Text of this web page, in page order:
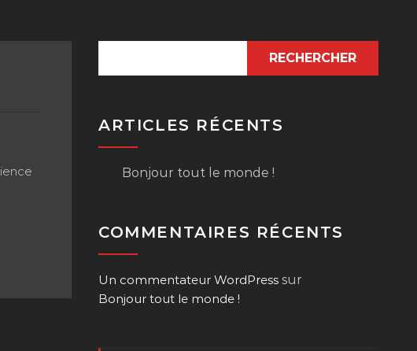
RECHERCHER
ARTICLES RÉCENTS
Bonjour tout le monde !
COMMENTAIRES RÉCENTS
Un commentateur WordPress sur
Bonjour tout le monde !